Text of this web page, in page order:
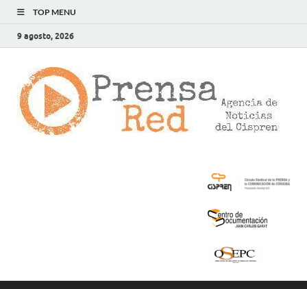
TOP MENU
9 agosto, 2026